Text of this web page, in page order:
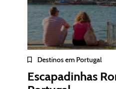
Destinos em Portugal
Escapadinhas